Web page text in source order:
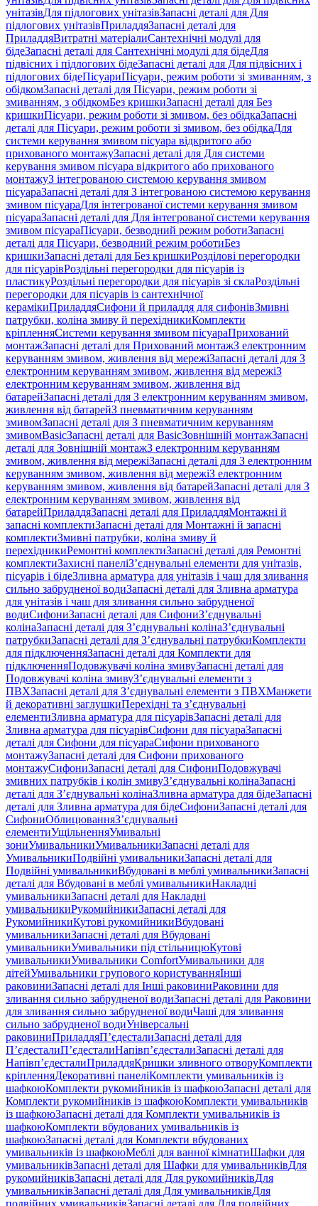
унітазівДля підлогових унітазівЗапасні деталі для Для
підлогових унітазівПриладдяЗапасні деталі для
ПриладдяВитратні матеріалиСантехнічні модулі для
бідеЗапасні деталі для Сантехнічні модулі для бідеДля
підвісних і підлогових бідеЗапасні деталі для Для підвісних і
підлогових бідеПісуариПісуари, режим роботи зі змиванням, з
обідкомЗапасні деталі для Пісуари, режим роботи зі
змиванням, з обідкомБез кришкиЗапасні деталі для Без
кришкиПісуари, режим роботи зі змивом, без обідкаЗапасні
деталі для Пісуари, режим роботи зі змивом, без обідкаДля
системи керування змивом пісуара відкритого або
прихованого монтажуЗапасні деталі для Для системи
керування змивом пісуара відкритого або прихованого
монтажуЗ інтегрованою системою керування змивом
пісуараЗапасні деталі для З інтегрованою системою керування
змивом пісуараДля інтегрованої системи керування змивом
пісуараЗапасні деталі для Для інтегрованої системи керування
змивом пісуараПісуари, безводний режим роботиЗапасні
деталі для Пісуари, безводний режим роботиБез
кришкиЗапасні деталі для Без кришкиРозділові перегородки
для пісуарівРоздільні перегородки для пісуарів із
пластикуРоздільні перегородки для пісуарів зі склаРоздільні
перегородки для пісуарів із сантехнічної
керамікиПриладдяСифони й приладдя для сифонівЗмивні
патрубки, коліна змиву й перехідникиКомплекти
кріпленняСистеми керування змивом пісуараПрихований
монтажЗапасні деталі для Прихований монтажЗ електронним
керуванням змивом, живлення від мережіЗапасні деталі для З
електронним керуванням змивом, живлення від мережіЗ
електронним керуванням змивом, живлення від
батарейЗапасні деталі для З електронним керуванням змивом,
живлення від батарейЗ пневматичним керуванням
змивомЗапасні деталі для З пневматичним керуванням
змивомBasicЗапасні деталі для BasicЗовнішній монтажЗапасні
деталі для Зовнішній монтажЗ електронним керуванням
змивом, живлення від мережіЗапасні деталі для З електронним
керуванням змивом, живлення від мережіЗ електронним
керуванням змивом, живлення від батарейЗапасні деталі для З
електронним керуванням змивом, живлення від
батарейПриладдяЗапасні деталі для ПриладдяМонтажні й
запасні комплектиЗапасні деталі для Монтажні й запасні
комплектиЗмивні патрубки, коліна змиву й
перехідникиРемонтні комплектиЗапасні деталі для Ремонтні
комплектиЗахисні панеліЗ’єднувальні елементи для унітазів,
пісуарів і бідеЗливна арматура для унітазів і чаш для зливання
сильно забрудненої водиЗапасні деталі для Зливна арматура
для унітазів і чаш для зливання сильно забрудненої
водиСифониЗапасні деталі для СифониЗ’єднувальні
колінаЗапасні деталі для З’єднувальні колінаЗ’єднувальні
патрубкиЗапасні деталі для З’єднувальні патрубкиКомплекти
для підключенняЗапасні деталі для Комплекти для
підключенняПодовжувачі коліна змивуЗапасні деталі для
Подовжувачі коліна змивуЗ’єднувальні елементи з
ПВХЗапасні деталі для З’єднувальні елементи з ПВХМанжети
й декоративні заглушкиПерехідні та з’єднувальні
елементиЗливна арматура для пісуарівЗапасні деталі для
Зливна арматура для пісуарівСифони для пісуараЗапасні
деталі для Сифони для пісуараСифони прихованого
монтажуЗапасні деталі для Сифони прихованого
монтажуСифониЗапасні деталі для СифониПодовжувачі
змивних патрубків і колін змивуЗ’єднувальні колінаЗапасні
деталі для З’єднувальні колінаЗливна арматура для бідеЗапасні
деталі для Зливна арматура для бідеСифониЗапасні деталі для
СифониОблицюванняЗ’єднувальні
елементиУщільненняУмивальні
зониУмивальникиУмивальникиЗапасні деталі для
УмивальникиПодвійні умивальникиЗапасні деталі для
Подвійні умивальникиВбудовані в меблі умивальникиЗапасні
деталі для Вбудовані в меблі умивальникиНакладні
умивальникиЗапасні деталі для Накладні
умивальникиРукомийникиЗапасні деталі для
РукомийникиКутові рукомийникиВбудовані
умивальникиЗапасні деталі для Вбудовані
умивальникиУмивальники під стільницюКутові
умивальникиУмивальники ComfortУмивальники для
дітейУмивальники групового користуванняІнші
раковиниЗапасні деталі для Інші раковиниРаковини для
зливання сильно забрудненої водиЗапасні деталі для Раковини
для зливання сильно забрудненої водиЧаші для зливання
сильно забрудненої водиУніверсальні
раковиниПриладдяП’єдесталиЗапасні деталі для
П’єдесталиП’єдесталиНапівп’єдесталиЗапасні деталі для
Напівп’єдесталиПриладдяКришки зливного отворуКомплекти
кріпленняДекоративні панеліКомплекти умивальників із
шафкоюКомплекти рукомийників із шафкоюЗапасні деталі для
Комплекти рукомийників із шафкоюКомплекти умивальників
із шафкоюЗапасні деталі для Комплекти умивальників із
шафкоюКомплекти вбудованих умивальників із
шафкоюЗапасні деталі для Комплекти вбудованих
умивальників із шафкоюМеблі для ванної кімнатиШафки для
умивальниківЗапасні деталі для Шафки для умивальниківДля
рукомийниківЗапасні деталі для Для рукомийниківДля
умивальниківЗапасні деталі для Для умивальниківДля
подвійних умивальниківЗапасні деталі для Для подвійних